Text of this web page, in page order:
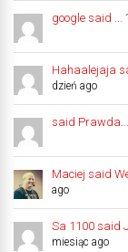
google said ...
Hahaalejaja
dzień ago
said Prawda...
Maciej said
ago
Sa 1100 said
miesiąc ago